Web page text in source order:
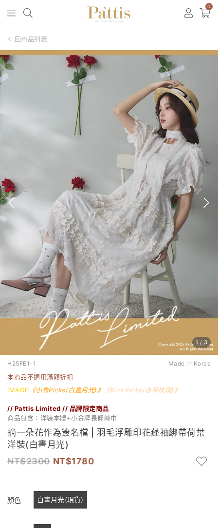
0
回商品列表
1/3
H25FE1-1 Made in Korea
本商品不適用滿額折扣
IMAGE 《小魚Picks(白晝月光)》 《Kimi Picks(赤茶玫瑰) 》
// Pattis Limited // 品牌限定商品
商品包含：洋裝本體+小金牌長條絲巾
摘一朵花作為簽名檔 | 羽毛浮雕印花蓬袖綁帶荷葉
洋裝(白晝月光)
2300
1780
顏色 白晝月光(現貨)